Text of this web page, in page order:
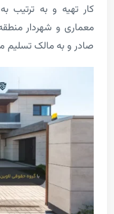
و به ترتیب به تأیید
شهردار منطقه می‌رسد. پس
مالک تسلیم می‌شود.